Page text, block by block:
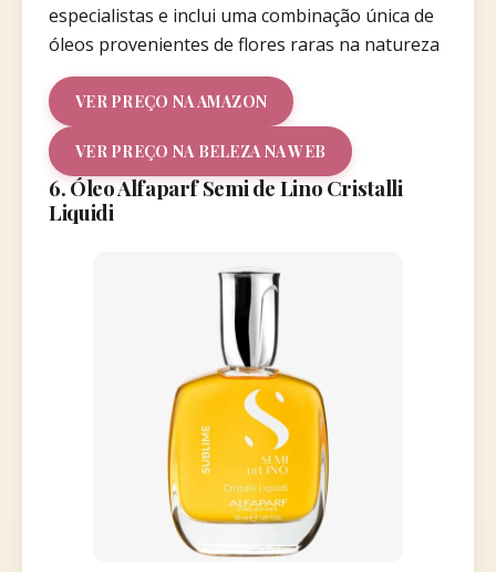
especialistas e inclui uma combinação única de
óleos provenientes de flores raras na natureza
VER PREÇO NA AMAZON
VER PREÇO NA BELEZA NA WEB
6. Óleo Alfaparf Semi de Lino Cristalli
Liquidi